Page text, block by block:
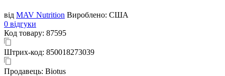
від MAV Nutrition Вироблено: США
0 відгуки
Код товару: 87595
Штрих-код: 850018273039
Продавець: Biotus